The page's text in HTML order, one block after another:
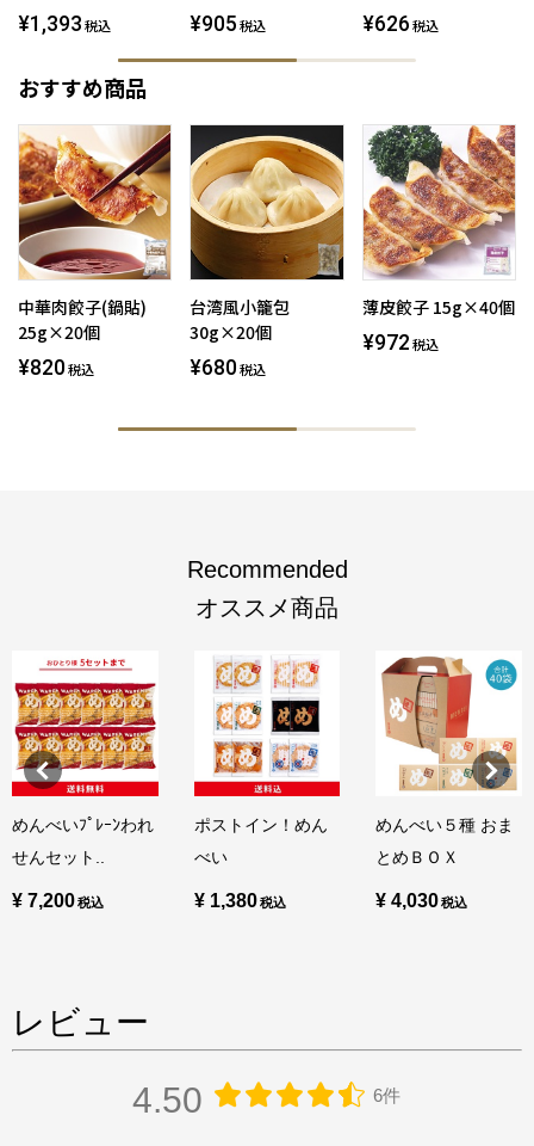
¥1,393 税込
¥905 税込
¥626 税込
おすすめ商品
中華肉餃子(鍋貼)
25g×20個
¥820 税込
台湾風小籠包
30g×20個
¥680 税込
薄皮餃子 15g×40個
¥972 税込
Recommended
オススメ商品
めんべいﾌﾟﾚｰﾝわれ
せんセット..
¥ 7,200
ポストイン！めん
べい
¥ 1,380
めんべい５種 おま
とめＢＯＸ
¥ 4,030
レビュー
4.50 6件